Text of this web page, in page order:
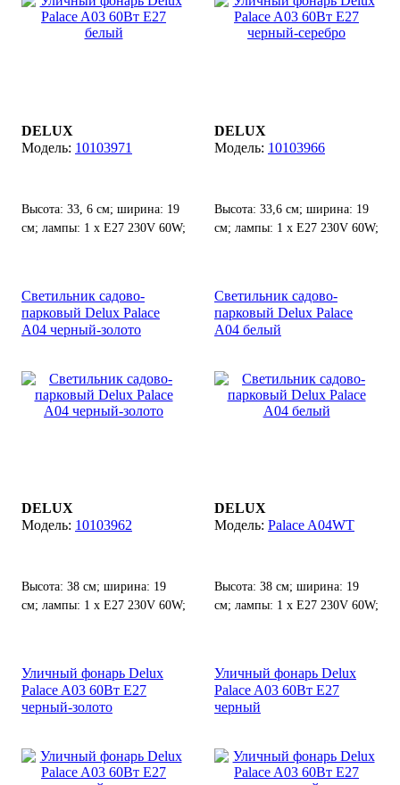
DELUX
10103971
Высота: 33, 6 см; ширина: 19
см; лампы: 1 х Е27 230V 60W;
DELUX
10103966
Высота: 33,6 см; ширина: 19
см; лампы: 1 х Е27 230V 60W;
Светильник садово-
парковый Delux Palace
A04 черный-золото
DELUX
10103962
Высота: 38 см; ширина: 19
см; лампы: 1 х Е27 230V 60W;
Светильник садово-
парковый Delux Palace
A04 белый
DELUX
Palace A04WT
Высота: 38 см; ширина: 19
см; лампы: 1 х Е27 230V 60W;
Уличный фонарь Delux
Palace A03 60Вт Е27
черный-золото
Уличный фонарь Delux
Palace A03 60Вт Е27
черный